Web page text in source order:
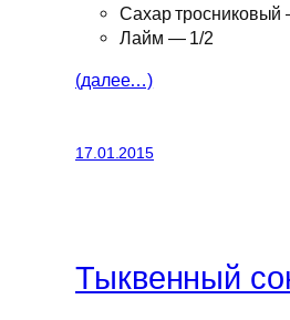
Сахар тросниковый
Лайм — 1/2
(далее…)
17.01.2015
Тыквенный